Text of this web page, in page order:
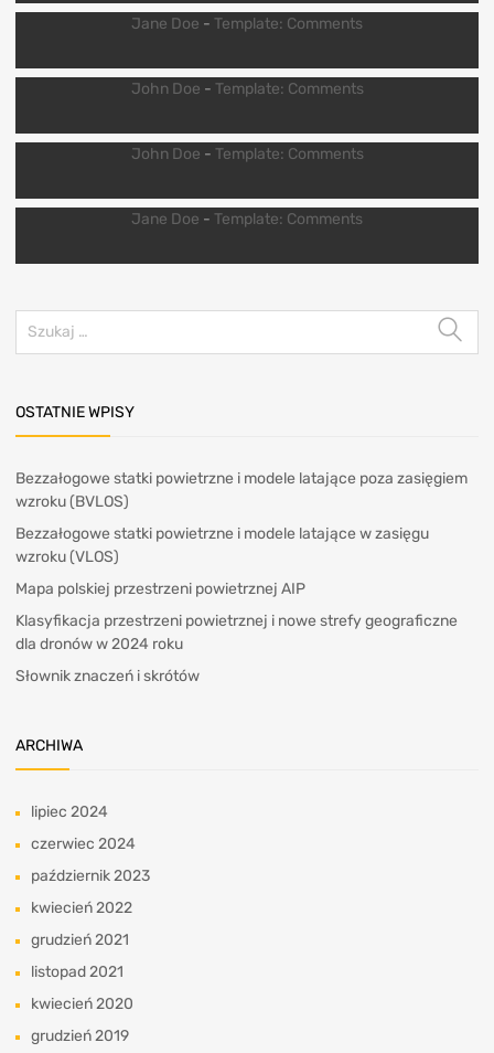
Jane Doe - Template: Comments
John Doe - Template: Comments
John Doe - Template: Comments
Jane Doe - Template: Comments
OSTATNIE WPISY
Bezzałogowe statki powietrzne i modele latające poza zasięgiem
wzroku (BVLOS)
Bezzałogowe statki powietrzne i modele latające w zasięgu
wzroku (VLOS)
Mapa polskiej przestrzeni powietrznej AIP
Klasyfikacja przestrzeni powietrznej i nowe strefy geograficzne
dla dronów w 2024 roku
Słownik znaczeń i skrótów
ARCHIWA
lipiec 2024
czerwiec 2024
październik 2023
kwiecień 2022
grudzień 2021
listopad 2021
kwiecień 2020
grudzień 2019